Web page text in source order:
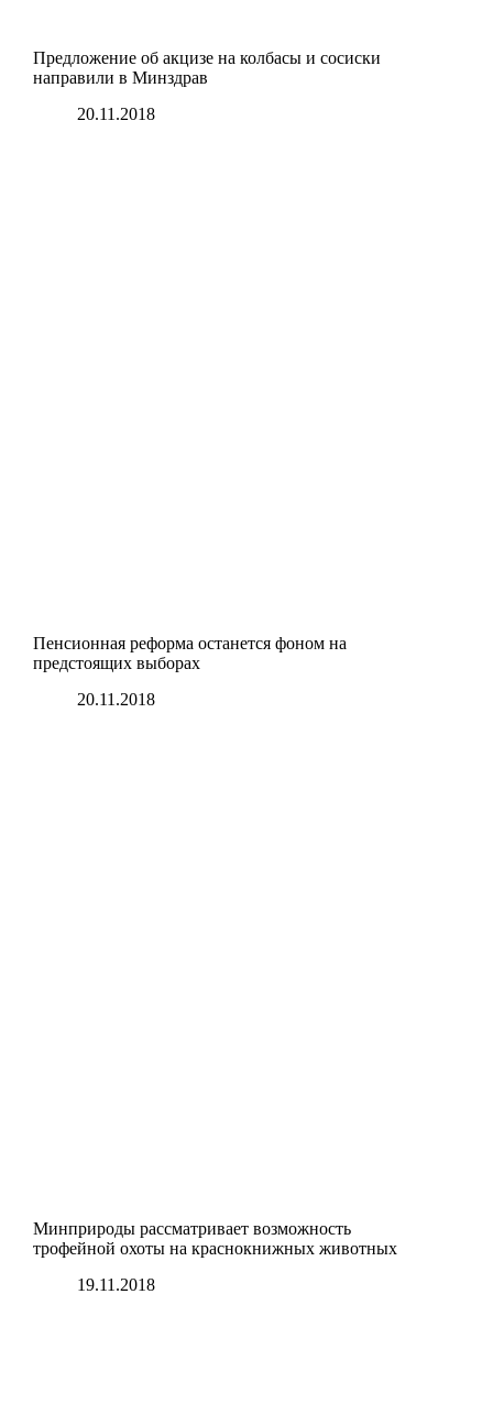
Предложение об акцизе на колбасы и сосиски
направили в Минздрав
20.11.2018
Пенсионная реформа останется фоном на
предстоящих выборах
20.11.2018
Минприроды рассматривает возможность
трофейной охоты на краснокнижных животных
19.11.2018